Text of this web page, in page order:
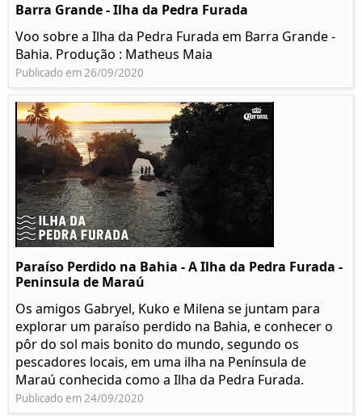
Barra Grande - Ilha da Pedra Furada
Voo sobre a Ilha da Pedra Furada em Barra Grande -
Bahia. Produção : Matheus Maia
Publicado em 26/09/2020
Paraíso Perdido na Bahia - A Ilha da Pedra Furada -
Peninsula de Maraú
Os amigos Gabryel, Kuko e Milena se juntam para
explorar um paraíso perdido na Bahia, e conhecer o
pôr do sol mais bonito do mundo, segundo os
pescadores locais, em uma ilha na Península de
Maraú conhecida como a Ilha da Pedra Furada.
Publicado em 24/09/2020